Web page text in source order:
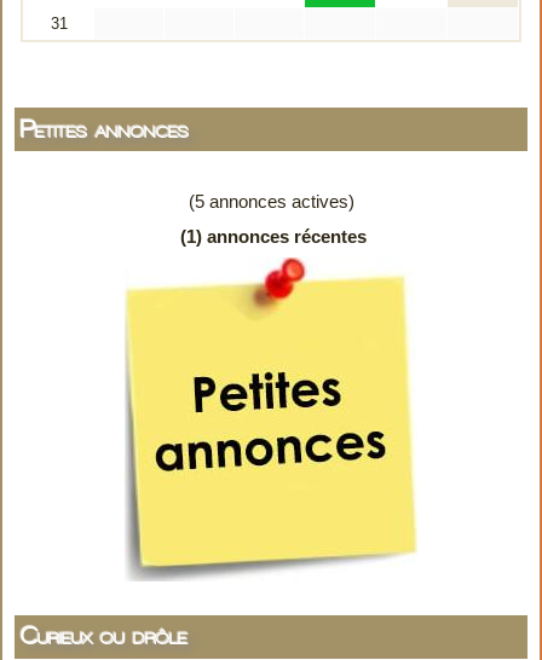
Petites annonces
(5 annonces actives)
(1) annonces récentes
Curieux ou drôle